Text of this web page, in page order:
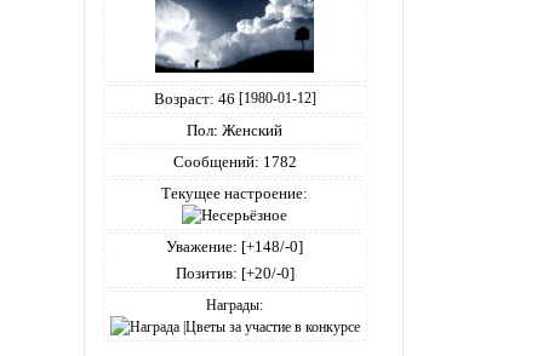
Возраст: 46 [1980-01-12]
Пол: Женский
Сообщений: 1782
Текущее настроение:
Уважение: [+148/-0]
Позитив: [+20/-0]
Награды: